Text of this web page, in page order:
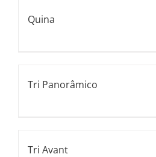
Quina
Tri Panorâmico
Tri Avant